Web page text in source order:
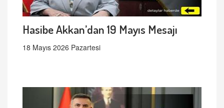
Hasibe Akkan’dan 19 Mayıs Mesajı
18 Mayıs 2026 Pazartesi